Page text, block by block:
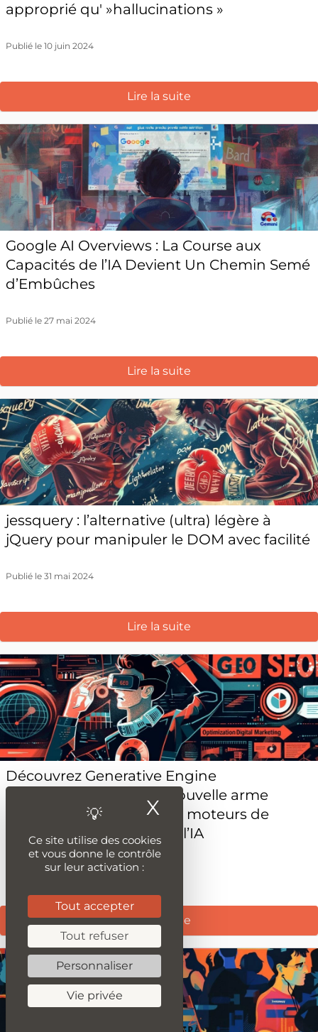
approprié qu' »hallucinations »
Publié le 10 juin 2024
Lire la suite
Google AI Overviews : La Course aux
Capacités de l’IA Devient Un Chemin Semé
d’Embûches
Publié le 27 mai 2024
Lire la suite
jessquery : l’alternative (ultra) légère à
jQuery pour manipuler le DOM avec facilité
Publié le 31 mai 2024
Lire la suite
Découvrez Generative Engine
Optimization (GEO), la nouvelle arme
secrète pour dominer les moteurs de
recherche alimentés par l’IA
Publié le 5 juin 2024
Lire la suite
Ce site utilise des cookies
et vous donne le contrôle
sur leur activation :
Tout accepter
Tout refuser
Personnaliser
Vie privée
X Masquer le